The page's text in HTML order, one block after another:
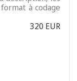
à codage
320 EUR